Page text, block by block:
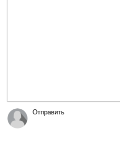
Отправить